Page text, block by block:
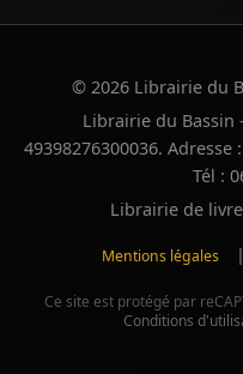
© 2026 Librairie du
Librairie du Bassin
49398276300036.
Tél :
Librairie de
Mentions légales |
Ce site est protégé par
Conditions